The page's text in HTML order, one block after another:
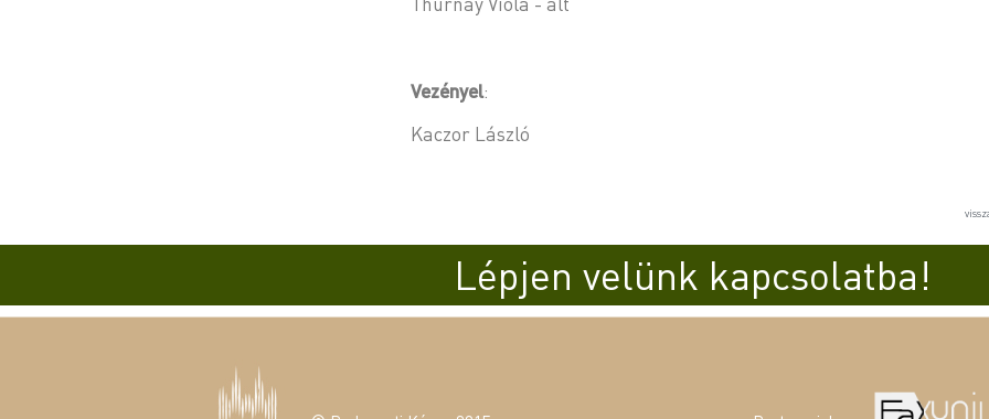
Vezényel:
Kaczor László
Lépjen velünk kapcsolatba!